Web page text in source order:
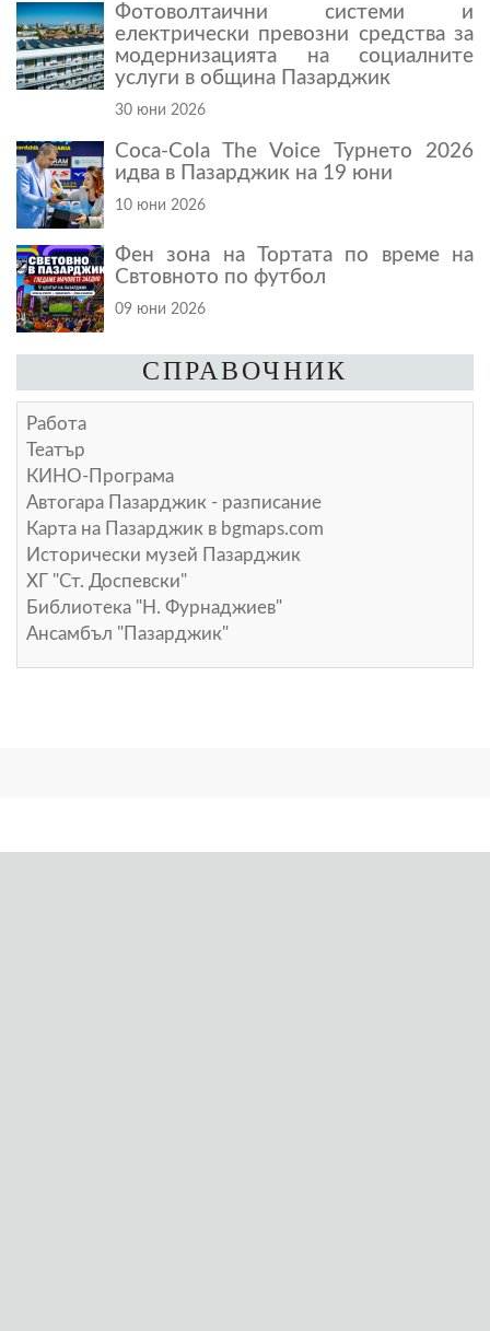
Фотоволтаични системи и
електрически превозни средства за
модернизацията на социалните
услуги в община Пазарджик
30 юни 2026
Coca-Cola The Voice Турнето 2026
идва в Пазарджик на 19 юни
10 юни 2026
Фен зона на Тортата по време на
Свтовното по футбол
09 юни 2026
СПРАВОЧНИК
Работа
Театър
КИНО-Програма
Автогара Пазарджик - разписание
Карта на Пазарджик в bgmaps.com
Исторически музей Пазарджик
ХГ "Ст. Доспевски"
Библиотека "Н. Фурнаджиев"
Ансамбъл "Пазарджик"